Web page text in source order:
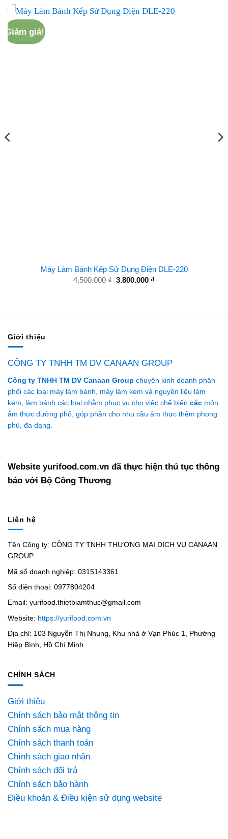
Giảm giá!
Máy Làm Bánh Kếp Sử Dụng Điện DLE-220
4.500.000₫ Giá
3.800.000 ₫
Giới thiệu
CÔNG TY TNHH TM DV CANAAN GROUP
Công ty TNHH TM DV Canaan Group chuyên kinh doanh phân
phối các loại máy làm bánh, máy làm kem và nguyên liệu làm
kem, làm bánh các loại nhằm phục vụ cho việc chế biến các món
ẩm thực đường phố, góp phần cho nhu cầu âm thực thêm phong
phú, đa dạng.
Website yurifood.com.vn đã thực hiện thủ tục thông
báo với Bộ Công Thương
Liên hệ
Tên Công ty: CÔNG TY TNHH THƯƠNG MẠI DỊCH VỤ CANAAN
GROUP
Mã số doanh nghiệp: 0315143361
Số điện thoại: 0977804204
Email: yurifood.thietbiamthuc@gmail.com
Website: https://yurifood.com.vn
Địa chỉ: 103 Nguyễn Thị Nhung, Khu nhà ở Vạn Phúc 1, Phường
Hiệp Bình, Hồ Chí Minh
CHÍNH SÁCH
Giới thiệu
Chính sách bảo mật thông tin
Chính sách mua hàng
Chính sách thanh toán
Chính sách giao nhận
Chính sách đổi trả
Chính sách bảo hành
Điều khoản & Điều kiện sử dụng website